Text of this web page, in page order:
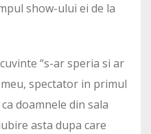
show-ului ei de la
“s-ar speria si ar
spectator in primul
doamnele din sala
asta dupa care